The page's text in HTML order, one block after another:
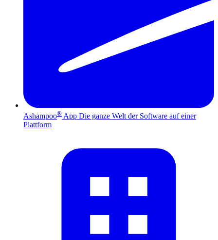
Ashampoo® App Die ganze Welt der Software auf einer
Plattform